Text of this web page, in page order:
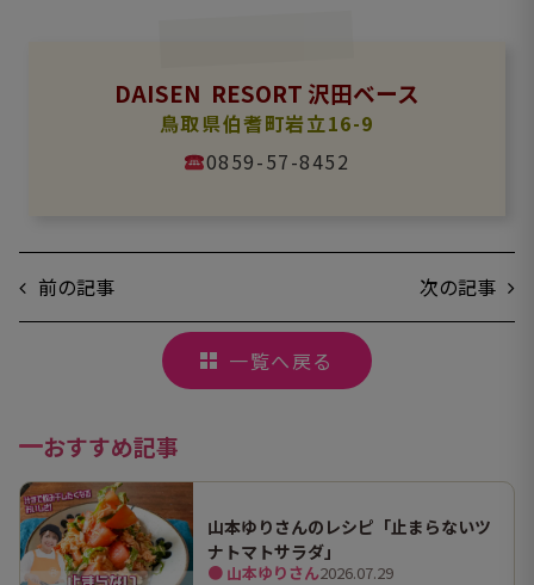
DAISEN RESORT 沢田ベース
鳥取県伯耆町岩立16-9
0859-57-8452
前の記事 次の記事
一覧へ戻る
おすすめ記事
山本ゆりさんのレシピ「止まらないツ
ナトマトサラダ」
● 山本ゆりさん2026.07.29